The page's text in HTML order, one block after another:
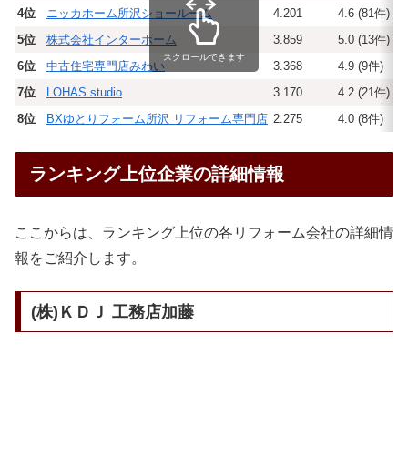
4位
ニッカホーム所沢ショールーム 4.201
4.6 (81件)
5位
株式会社インターホーム 3.859
5.0 (13件)
6位
中古住宅専門店みわい 3.368
4.9 (9件)
7位
LOHAS studio 3.170
4.2 (21件)
8位
BXゆとりフォーム所沢 リフォーム専門店 2.275 4.0 (8件)
スクロールできます
ランキング上位企業の詳細情報
ここからは、ランキング上位の各リフォーム会社の詳細情
報をご紹介します。
(株)ＫＤＪ 工務店加藤